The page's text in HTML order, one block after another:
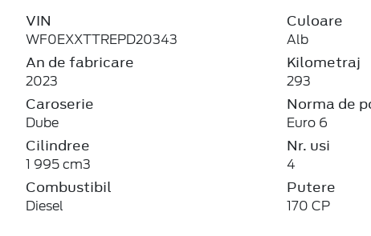
VIN
WF0EXXTTREPD20343
An de fabricare
2023
Caroserie
Dube
Cilindree
1 995 cm3
Combustibil
Diesel
Culoare
Alb
Kilometraj
293
Norma de
Euro 6
Nr. usi
4
Putere
170 CP